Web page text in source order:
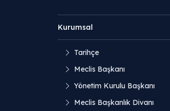
Kurumsal
Tarihçe
Meclis Başkanı
Yönetim Kurulu Başkanı
Meclis Başkanlık Divanı